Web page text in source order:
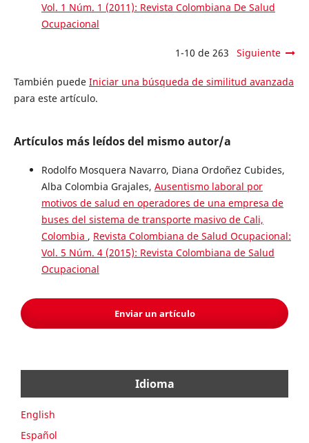
Vol. 1 Núm. 1 (2011): Revista Colombiana De Salud
Ocupacional
1-10 de 263 Siguiente
También puede Iniciar una búsqueda de similitud avanzada
para este artículo.
Artículos más leídos del mismo autor/a
Rodolfo Mosquera Navarro, Diana Ordoñez Cubides,
Alba Colombia Grajales, Ausentismo laboral por
motivos de salud en operadores de una empresa de
buses del sistema de transporte masivo de Cali,
Colombia , Revista Colombiana de Salud Ocupacional:
Vol. 5 Núm. 4 (2015): Revista Colombiana de Salud
Ocupacional
Enviar un artículo
Idioma
English
Español